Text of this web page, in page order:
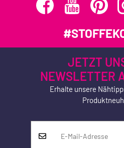
JETZT
NEWSLETTER
Erhalte unsere